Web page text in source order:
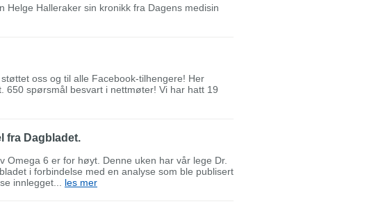
Helge Halleraker sin kronikk fra Dagens medisin
oss og til alle Facebook-tilhengere! Her
650 spørsmål besvart i nettmøter! Vi har hatt 19
fra Dagbladet.
Omega 6 er for høyt. Denne uken har vår lege Dr.
i forbindelse med en analyse som ble publisert
innlegget... les mer